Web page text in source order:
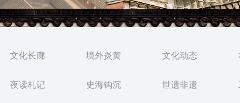
特色 报道台港澳侨 坚持古为今用 力求雅俗
文化长廊 境外炎黄 文化动态
夜读札记 史海钩沉 世遗非遗